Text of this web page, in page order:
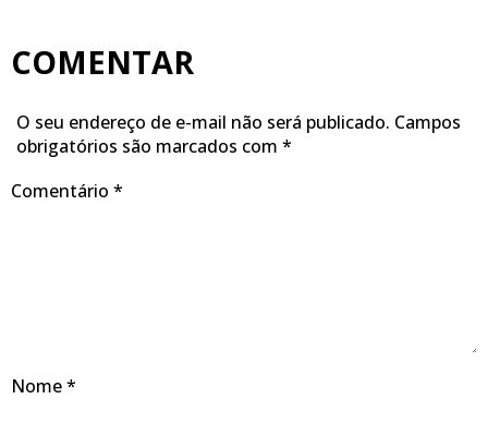
COMENTAR
O seu endereço de e-mail não será publicado. Campos
obrigatórios são marcados com *
Comentário *
Nome*